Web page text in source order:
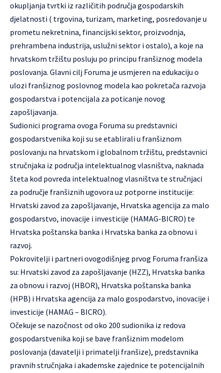
okupljanja tvrtki iz različitih područja gospodarskih
djelatnosti ( trgovina, turizam, marketing, posredovanje u
prometu nekretnina, financijski sektor, proizvodnja,
prehrambena industrija, uslužni sektor i ostalo), a koje na
hrvatskom tržištu posluju po principu franšiznog modela
poslovanja. Glavni cilj Foruma je usmjeren na edukaciju o
ulozi franšiznog poslovnog modela kao pokretača razvoja
gospodarstva i potencijala za poticanje novog
zapošljavanja.
Sudionici programa ovoga Foruma su predstavnici
gospodarstvenika koji su se etablirali u franšiznom
poslovanju na hrvatskom i globalnom tržištu, predstavnici
stručnjaka iz područja intelektualnog vlasništva, naknada
šteta kod povreda intelektualnog vlasništva te stručnjaci
za područje franšiznih ugovora uz potporne institucije:
Hrvatski zavod za zapošljavanje, Hrvatska agencija za malo
gospodarstvo, inovacije i investicije (HAMAG-BICRO) te
Hrvatska poštanska banka i Hrvatska banka za obnovu i
razvoj.
Pokrovitelji i partneri ovogodišnjeg prvog Foruma franšiza
su: Hrvatski zavod za zapošljavanje (HZZ), Hrvatska banka
za obnovu i razvoj (HBOR), Hrvatska poštanska banka
(HPB) i Hrvatska agencija za malo gospodarstvo, inovacije i
investicije (HAMAG – BICRO).
Očekuje se nazočnost od oko 200 sudionika iz redova
gospodarstvenika koji se bave franšiznim modelom
poslovanja (davatelji i primatelji franšize), predstavnika
pravnih stručnjaka i akademske zajednice te potencijalnih